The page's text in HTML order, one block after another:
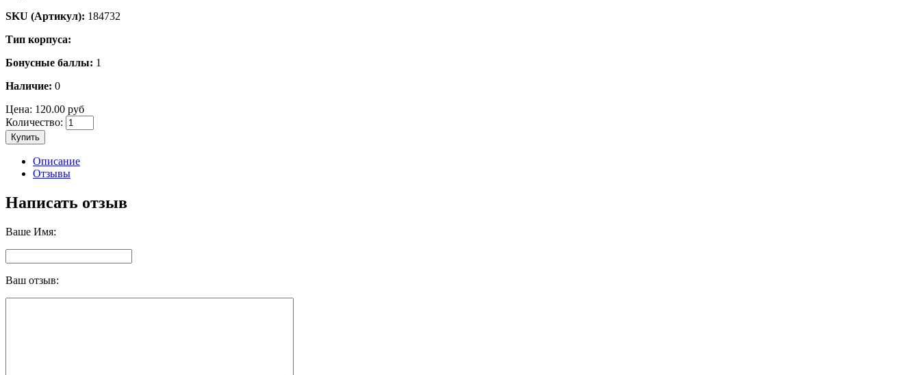
SKU (Артикул): 184732
Тип корпуса:
Бонусные баллы: 1
Наличие: 0
Цена: 120.00 руб
Количество:
Купить
Описание
Отзывы
Написать отзыв
Ваше Имя:
Ваш отзыв: